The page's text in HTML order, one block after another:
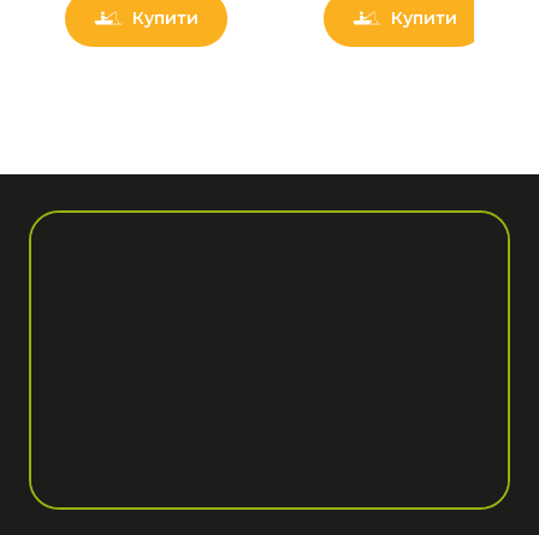
Купити Купити